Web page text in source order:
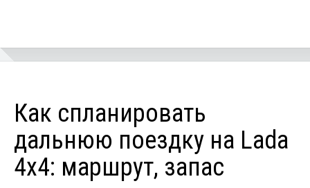
Как спланировать
дальнюю поездку на Lada
4x4: маршрут, запас